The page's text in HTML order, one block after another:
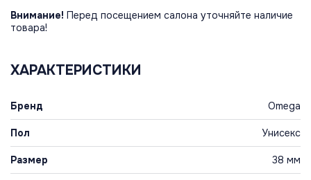
Внимание! Перед посещением салона уточняйте наличие
товара!
ХАРАКТЕРИСТИКИ
Бренд Omega
Пол Унисекс
Размер 38 мм